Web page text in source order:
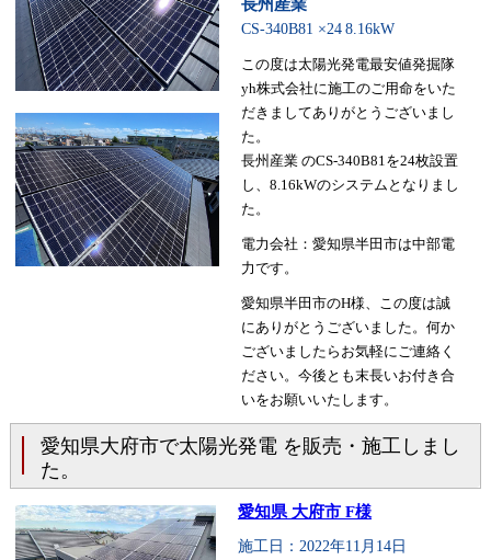
長州産業
CS-340B81 ×24 8.16kW
この度は太陽光発電最安値発掘隊
yh株式会社に施工のご用命をいた
だきましてありがとうございまし
た。
長州産業 のCS-340B81を24枚設置
し、8.16kWのシステムとなりまし
た。
電力会社：愛知県半田市は中部電
力です。
愛知県半田市のH様、この度は誠
にありがとうございました。何か
ございましたらお気軽にご連絡く
ださい。今後とも末長いお付き合
いをお願いいたします。
愛知県大府市で太陽光発電 を販売・施工しまし
た。
愛知県 大府市 F様
施工日：2022年11月14日